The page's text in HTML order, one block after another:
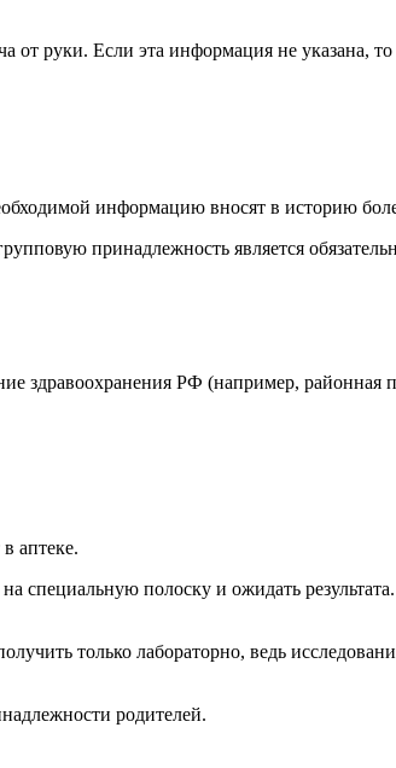
от руки. Если эта информация не указана,
информацию вносят в историю
принадлежность является
здравоохранения РФ (например, районная
аптеке.
специальную полоску и ожидать
только лабораторно, ведь
родителей.